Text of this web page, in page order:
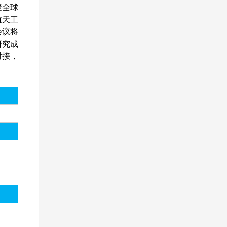
球
工
议将
究成
，